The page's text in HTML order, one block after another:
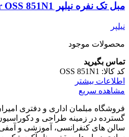
مبل تک نفره نیلپر Nilper OSS 851N1
نیلپر
محصولات موجود
تماس بگیرید
کد کالا: OSS 851N1
اطلاعات بیشتر
مشاهده سریع
فروشگاه مبلمان اداری و دفتری
گسترده در زمینه طراحی و
سالن های کنفرانسی، آموزشی و